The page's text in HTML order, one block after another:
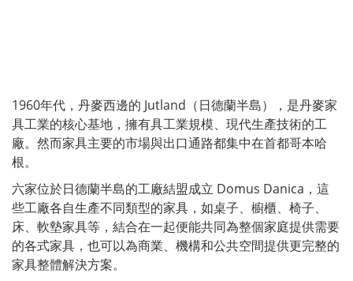
1960年代，丹麥西邊的 Jutland（日德蘭半島），是丹麥家
具工業的核心基地，擁有具工業規模、現代生產技術的工
廠。然而家具主要的市場與出口通路都集中在首都哥本哈
根。
六家位於日德蘭半島的工廠結盟成立 Domus Danica，這
些工廠各自生產不同類型的家具，如桌子、櫥櫃、椅子、
床、軟墊家具等，結合在一起便能共同為整個家庭提供需要
的各式家具，也可以為商業、機構和公共空間提供更完整的
家具整體解決方案。